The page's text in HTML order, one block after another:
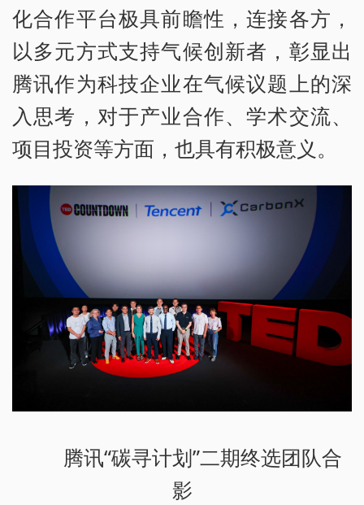
化合作平台极具前瞻性，连接各方，
以多元方式支持气候创新者，彰显出
腾讯作为科技企业在气候议题上的深
入思考，对于产业合作、学术交流、
项目投资等方面，也具有积极意义。
腾讯“碳寻计划”二期终选团队合
影